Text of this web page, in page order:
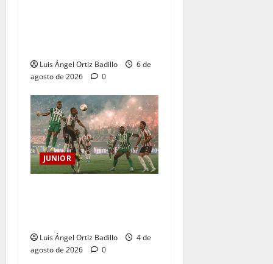
Luis Ángel Ortiz Badillo
6 de
agosto de 2026
0
JUNIOR
Luis Ángel Ortiz Badillo
4 de
agosto de 2026
0